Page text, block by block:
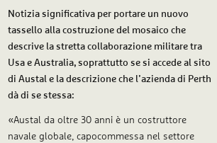
Notizia significativa per portare un nuovo
tassello alla costruzione del mosaico che
descrive la stretta collaborazione militare tra
Usa e Australia, soprattutto se si accede al sito
di Austal e la descrizione che l’azienda di Perth
dà di se stessa:
«Austal da oltre 30 anni è un costruttore
navale globale, capocommessa nel settore